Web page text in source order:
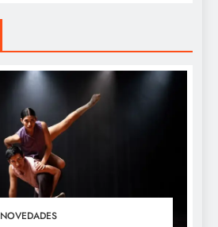
NOVEDADES